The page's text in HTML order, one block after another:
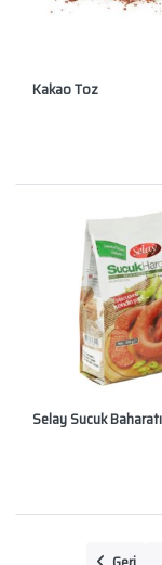
Kakao Toz
Selay Sucuk